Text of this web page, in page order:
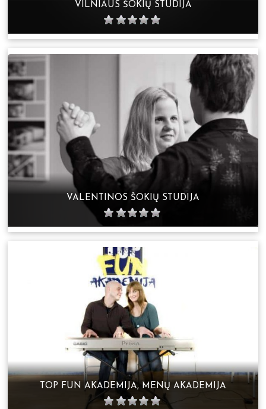
VILNIAUS ŠOKIŲ STUDIJA
VALENTINOS ŠOKIŲ STUDIJA
TOP FUN AKADEMIJA, MENŲ AKADEMIJA